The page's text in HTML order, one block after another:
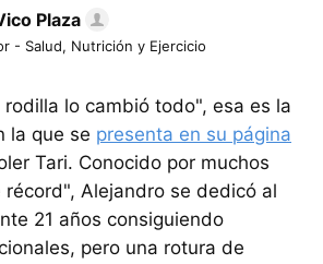
Plaza
- Salud, Nutrición y Ejercicio
lo cambió todo", esa es la
la que se presenta en su página
Tari. Conocido por muchos
Alejandro se dedicó al
21 años consiguiendo
pero una rotura de